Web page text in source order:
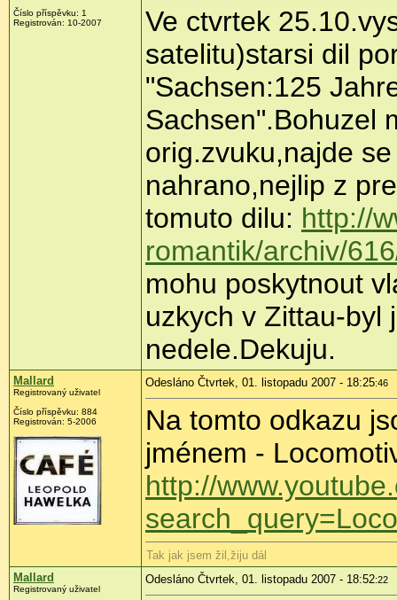
Číslo příspěvku: 1
Registrován: 10-2007
Ve ctvrtek
satelitu)starsi dil
"Sachsen:125
Sachsen".Bohuzel
orig.zvuku,najde
nahrano,nejlip z
tomuto dilu: http://
romantik/archiv/
mohu poskytnout
uzkych v Zittau-byl
nedele.Dekuju.
Mallard
Registrovaný uživatel
Číslo příspěvku: 884
Registrován: 5-2006
Odesláno Čtvrtek, 01. listopadu 2007 - 18:25:46
Na tomto odkazu
jménem -
http://
Tak jak jsem žil,žiju dál
Mallard
Registrovaný uživatel
Odesláno Čtvrtek, 01. listopadu 2007 - 18:52:22